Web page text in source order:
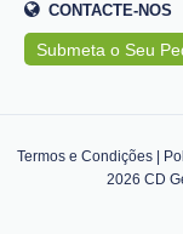
CONTACTE-NOS
Submeta o Seu
Termos e Condições
2026 CD